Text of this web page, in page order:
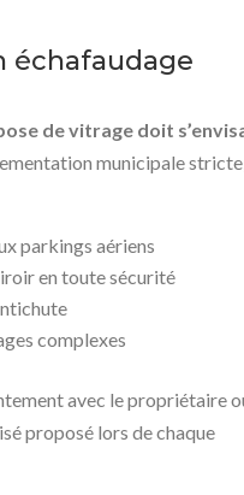
échafaudage
de vitrage doit
municipale
parkings aériens
en toute sécurité
complexes
avec le propriétaire
proposé lors de chaque